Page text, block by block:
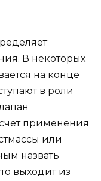
В некоторых
на конце
в роли
применения
или
назвать
выходит из